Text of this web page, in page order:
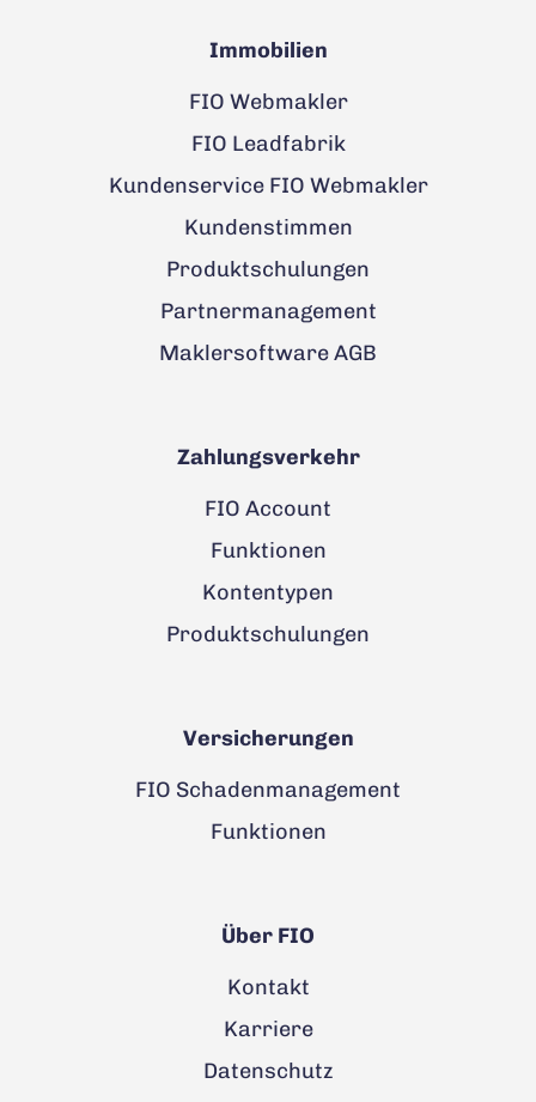
Immobilien
FIO Webmakler
FIO Leadfabrik
Kundenservice FIO Webmakler
Kundenstimmen
Produktschulungen
Partnermanagement
Maklersoftware AGB
Zahlungsverkehr
FIO Account
Funktionen
Kontentypen
Produktschulungen
Versicherungen
FIO Schadenmanagement
Funktionen
Über FIO
Kontakt
Karriere
Datenschutz